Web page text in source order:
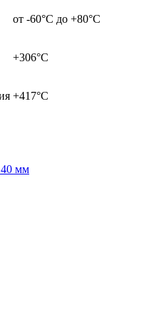
от -60°С до +80°С
+306°С
+417°С
мм